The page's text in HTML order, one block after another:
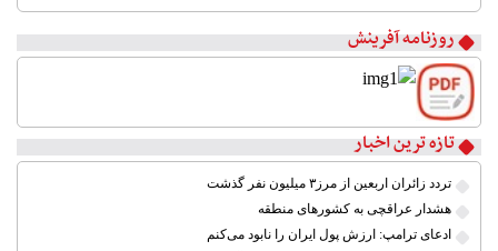
روزنامه آفرینش
۲
۳
۴
۵
۶
۷
۸
تازه ترین اخبار
تردد زائران اربعین از مرز۳ میلیون نفر گذشت
هشدار عراقچی به کشورهای منطقه
ادعای ترامپ: ارزش پول ایران را نابود می‌کنم